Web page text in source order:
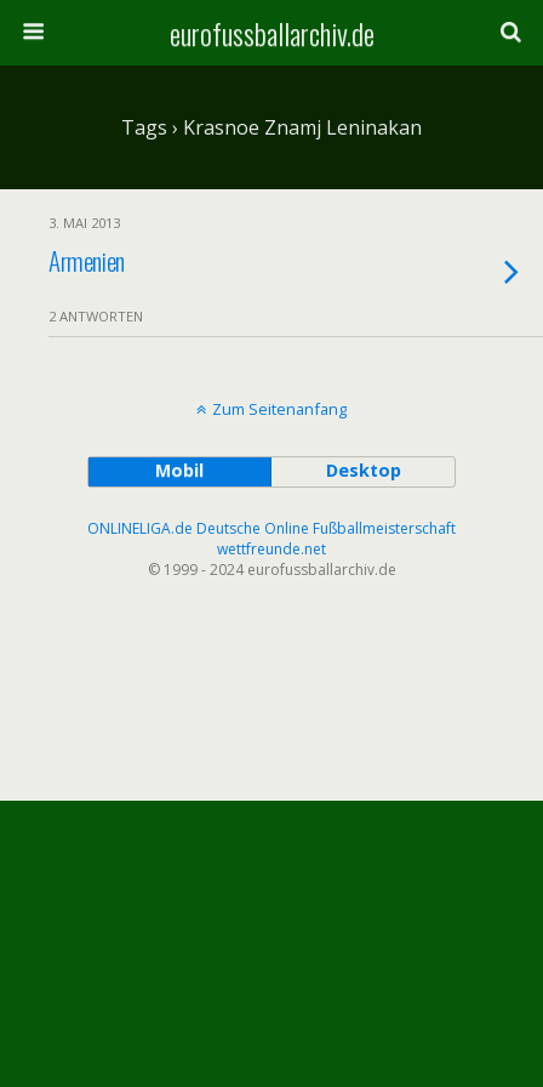
eurofussballarchiv.de
Tags › Krasnoe Znamj Leninakan
3. MAI 2013
Armenien
2 ANTWORTEN
Zum Seitenanfang
Mobil Desktop
ONLINELIGA.de Deutsche Online Fußballmeisterschaft
wettfreunde.net
© 1999 - 2024 eurofussballarchiv.de